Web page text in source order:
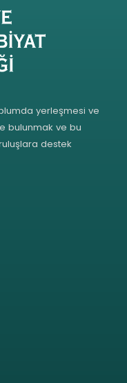
yerleşmesi ve
bulunmak ve bu
destek